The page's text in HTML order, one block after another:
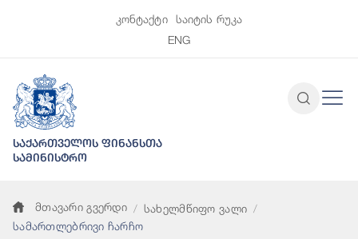
კონტაქტი
საიტის რუკა
ENG
საქართველოს ფინანსთა
სამინისტრო
მთავარი გვერდი
სახელმწიფო ვალი
სამართლებრივი ჩარჩო